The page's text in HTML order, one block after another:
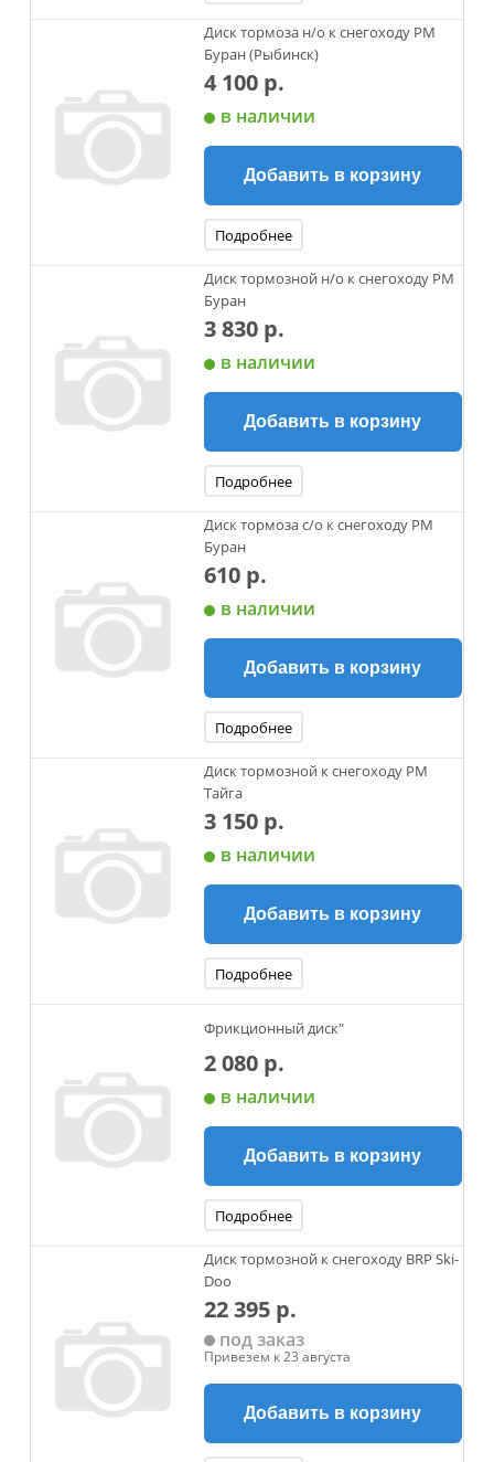
Диск тормоза н/о к снегоходу РМ
Буран (Рыбинск)
4 100 р.
в наличии
Добавить в корзину
Подробнее
Диск тормозной н/о к снегоходу РМ
Буран
3 830 р.
в наличии
Добавить в корзину
Подробнее
Диск тормоза с/о к снегоходу РМ
Буран
610 р.
в наличии
Добавить в корзину
Подробнее
Диск тормозной к снегоходу РМ
Тайга
3 150 р.
в наличии
Добавить в корзину
Подробнее
Фрикционный диск"
2 080 р.
в наличии
Добавить в корзину
Подробнее
Диск тормозной к снегоходу BRP Ski-
Doo
22 395 р.
под заказ
Привезем к 23 августа
Добавить в корзину